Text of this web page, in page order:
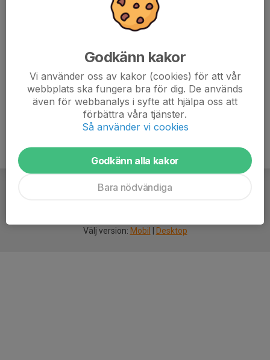
Välj version: Mobil Desktop
Godkänn kakor
Vi använder oss av kakor (cookies) för att vår
webbplats ska fungera bra för dig. De används
även för webbanalys i syfte att hjälpa oss att
förbättra våra tjänster.
Så använder vi cookies
Godkänn alla kakor
Bara nödvändiga